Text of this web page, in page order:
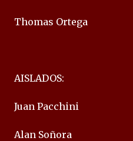
Thomas Ortega
AISLADOS:
Juan Pacchini
Alan Soñora